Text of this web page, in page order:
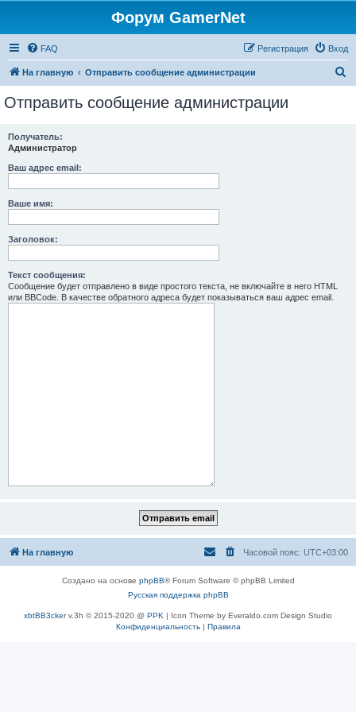
Форум GamerNet
FAQ Вход
Регистрация
На главную Отправить сообщение администрации
Отправить сообщение администрации
Получатель:
Администратор
Ваш адрес email:
Ваше имя:
Заголовок:
Текст сообщения:
Сообщение будет отправлено в виде простого текста, не включайте в него HTML
или BBCode. В качестве обратного адреса будет показываться ваш адрес email.
На главную Часовой пояс: UTC+03:00
Создано на основе phpBB® Forum Software © phpBB Limited
Русская поддержка phpBB
xbtBB3ckerv.3h © 2015-2020 @ PPK | Icon Theme by Everaldo.com Design Studio
Конфиденциальность| Правила